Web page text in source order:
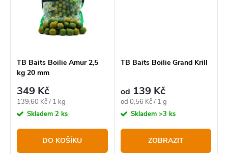
TB Baits Boilie Amur 2,5
kg 20 mm
349 Kč
Měrná
cena:
139,60 Kč / 1 kg
Skladem 2 ks
DO KOŠÍKU
TB Baits Boilie Grand Krill
od 139 Kč
Měrná
cena:
od 0,56 Kč / 1 g
Skladem >3 ks
ZOBRAZIT